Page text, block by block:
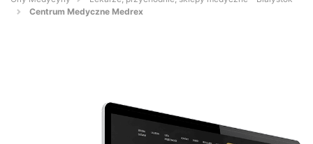
Centrum Medyczne Medrex